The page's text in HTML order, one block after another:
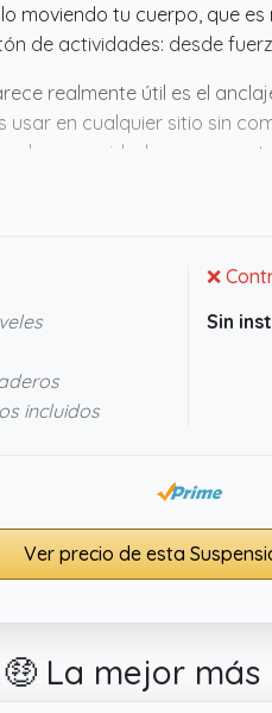
moviendo tu cuerpo, que
de actividades: desde
realmente útil es el
usar en cualquier sitio sin
dan seguridad para
práctica que encaja bien
incluidos
❌
Sin
Ver precio de esta
🤑 La mejor